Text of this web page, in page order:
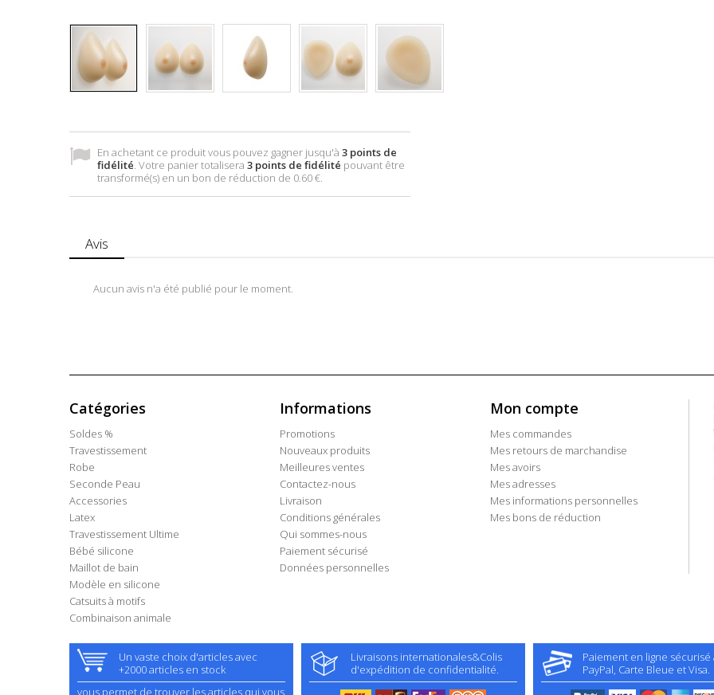
En achetant ce produit vous pouvez gagner jusqu'à 3 points de
fidélité . Votre panier totalisera 3 points de fidélité pouvant être
transformé(s) en un bon de réduction de 0.60 €
Avis
Aucun avis n'a été publié pour le moment.
Catégories
Soldes %
Travestissement
Robe
Seconde Peau
Accessories
Latex
Travestissement Ultime
Bébé silicone
Maillot de bain
Modèle en silicone
Catsuits à motifs
Combinaison animale
Informations
Promotions
Nouveaux produits
Meilleures ventes
Contactez-nous
Livraison
Conditions générales
Qui sommes-nous
Paiement sécurisé
Données personnelles
Mon compte
Mes commandes
Mes retours de marchandise
Mes avoirs
Mes adresses
Mes informations personnelles
Mes bons de réduction
Un vaste choix d'articles avec
+2000 articles en stock
vous permet de trouver les articles qui vous
Livraisons internationales&Colis
d'expédition de confidentialité.
Paiement en ligne sécurisé
PayPal, Carte Bleue et Visa.